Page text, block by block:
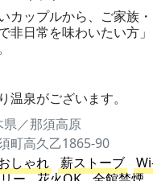
カップルから、ご家族
非日常を味わいたい方
温泉がございます。
／那須高原
町高久乙1865-90
しゃれ 薪ストーブ